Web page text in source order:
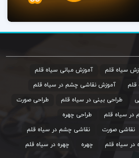
سیاه قلم
آموزش مبانی سیاه قلم
قلم
آموزش نقاشی چشم در سیاه قلم
طراحی بینی در سیاه قلم
طراحی صورت
در سیاه قلم
طراحی چهره
نقاشی صورت
نقاشی چشم در سیاه قلم
در سیاه قلم چهره چهره در سیاه قلم